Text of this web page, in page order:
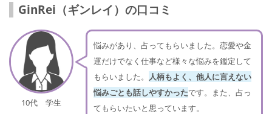
GinRei（ギンレイ）の口コミ
10代 学生
悩みがあり、占ってもらいました。恋愛や金
運だけでなく仕事など様々な悩みを鑑定して
もらいました。 人柄もよく、他人に言えない
悩みごとも話しやすかったです。また、占っ
てもらいたいと思っています。